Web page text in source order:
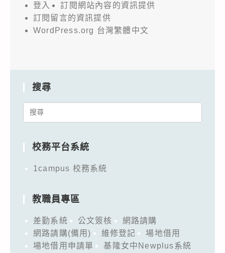
登入
訂閱網站內容的資訊提供
訂閱留言的資訊提供
WordPress.org 台灣繁體中文
搜尋
Search
校務平台系統
1campus 校務系統
教職員專區
差勤系統 公文簽核
網路請購
網路請購(備用)
維修登記
場地借用
場地借用申請單
基隆女中Newplus系統